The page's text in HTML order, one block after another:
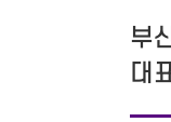
부
대